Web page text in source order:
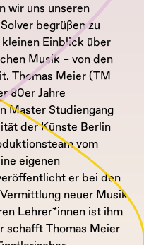
wir uns unseren
begrüßen zu
Einblick über
Musik – von den
Thomas Meier (TM
80er Jahre
Master Studiengang
der Künste Berlin
vom
eigenen
er bei den
neuer Musik
Lehrer*innen ist ihm
schafft Thomas Meier